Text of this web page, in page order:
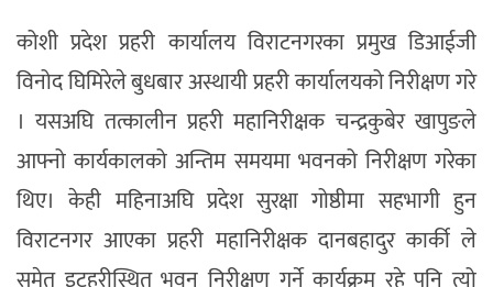
कोशी प्रदेश प्रहरी कार्यालय विराटनगरका प्रमुख डिआईजी
विनोद घिमिरेले बुधबार अस्थायी प्रहरी कार्यालयको निरीक्षण गरे
। यसअघि तत्कालीन प्रहरी महानिरीक्षक चन्द्रकुबेर खापुङले
आफ्नो कार्यकालको अन्तिम समयमा भवनको निरीक्षण गरेका
थिए। केही महिनाअघि प्रदेश सुरक्षा गोष्ठीमा सहभागी हुन
विराटनगर आएका प्रहरी महानिरीक्षक दानबहादुर कार्की ले